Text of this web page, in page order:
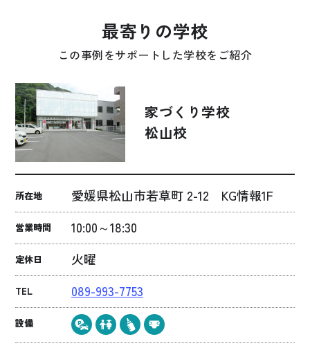
最寄りの学校
この事例をサポートした学校をご紹介
家づくり学校
松山校
所在地 愛媛県松山市若草町 2-12 KG情報1F
営業時間 10:00～18:30
定休日 火曜
TEL 089-993-7753
設備